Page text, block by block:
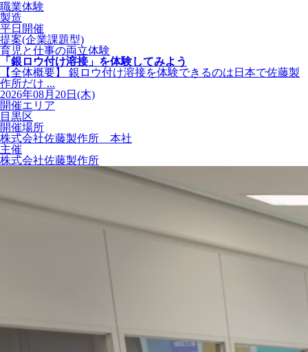
職業体験
製造
平日開催
提案(企業課題型)
育児と仕事の両立体験
「銀ロウ付け溶接」を体験してみよう
【全体概要】 銀ロウ付け溶接を体験できるのは日本で佐藤製
作所だけ ...
2026年08月20日(木)
開催エリア
目黒区
開催場所
株式会社佐藤製作所 本社
主催
株式会社佐藤製作所